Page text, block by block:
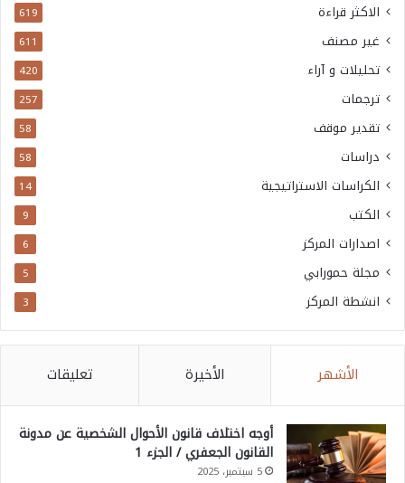
الاكثر قراءة 619
غير مصنف 611
تحليلات و آراء 420
ترجمات 257
تقدير موقف 58
دراسات 58
الكراسات الاستراتيجية 14
الكتب 9
اصدارات المركز 6
مجلة حمورابي 5
انشطة المركز 3
الأشهر الأخيرة تعليقات
أوجه اختلاف قانون الأحوال الشخصية عن مدونة
القانون الجعفري / الجزء 1
5 سبتمبر، 2025